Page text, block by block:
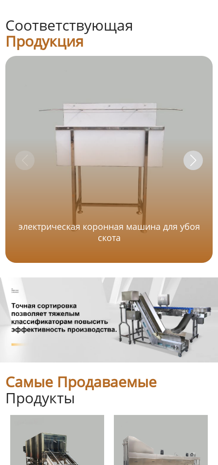
Соответствующая
Продукция
электрическая коронная машина для убоя
скота
Самые Продаваемые
Продукты